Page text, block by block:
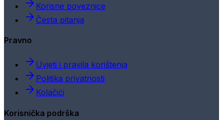
Korisne poveznice
Česta pitanja
Pravno
Uvjeti i pravila korištenja
Politika privatnosti
Kolačići
Korisnička podrška